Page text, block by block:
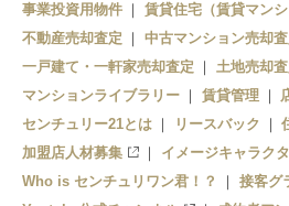
事業投資用物件
賃貸住宅（賃貸マンシ
不動産売却査定
中古マンション売却
一戸建て・一軒家売却査定
土地売却
マンションライブラリー
賃貸管理
センチュリー21とは
リースバック
加盟店人材募集
イメージキャラク
Who is センチュリワン君！？
接客グ